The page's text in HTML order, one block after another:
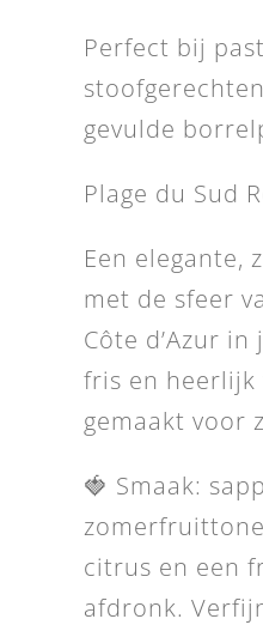
Perfect bij
gevulde
Plage du Sud
Een elegante,
met de sfeer
Côte d’Azur in
fris en heerlijk
gemaakt voor
🍓 Smaak:
citrus en een
afdronk.